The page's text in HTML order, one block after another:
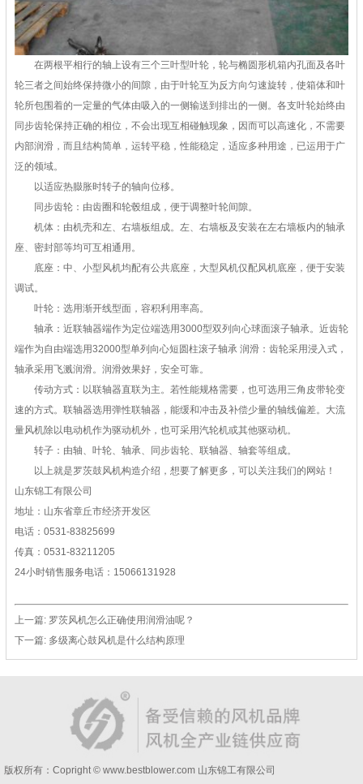
在两根平相行的轴上设有三个三叶型叶轮，轮与椭圆形机箱内孔面及各叶
轮三者之间始终保持微小的间隙，由于叶轮互为反方向匀速旋转，使箱体和叶
轮所包围着的一定量的气体由吸入的一侧输送到排出的一侧。各支叶轮始终由
同步齿轮保持正确的相位，不会出现互相碰触现象，因而可以高速化，不需要
内部润滑，而且结构简单，运转平稳，性能稳定，适应多种用途，已运用于广
泛的领域。
以适应热臌胀时转子的轴向位移。
同步齿轮：由齿圈和轮毂组成，便于调整叶轮间隙。
机体：由机壳和左、右墙板组成。左、右墙板及安装在左右墙板内的轴承
座、密封部等均可互相通用。
底座：中、小型风机均配有公共底座，大型风机仅配风机底座，便于安装
调试。
叶轮：选用渐开线型面，容积利用率高。
轴承：近联轴器端作为定位端选用3000型双列向心球面滚子轴承。近齿轮
端作为自由端选用32000型单列向心短圆柱滚子轴承 润滑：齿轮采用浸入式，
轴承采用飞溅润滑。润滑效果好，安全可靠。
传动方式：以联轴器直联为主。若性能规格需要，也可选用三角皮带轮变
速的方式。联轴器选用弹性联轴器，能缓和冲击及补偿少量的轴线偏差。大流
量风机除以电动机作为驱动机外，也可采用汽轮机或其他驱动机。
转子：由轴、叶轮、轴承、同步齿轮、联轴器、轴套等组成。
以上就是罗茨鼓风机构造介绍，想要了解更多，可以关注我们的网站！
山东锦工有限公司
地址：山东省章丘市经济开发区
电话：0531-83825699
传真：0531-83211205
24小时销售服务电话：15066131928
上一篇: 罗茨风机怎么正确使用润滑油呢？
下一篇: 多级离心鼓风机是什么结构原理
版权所有：Copright © www.bestblower.com 山东锦工有限公司